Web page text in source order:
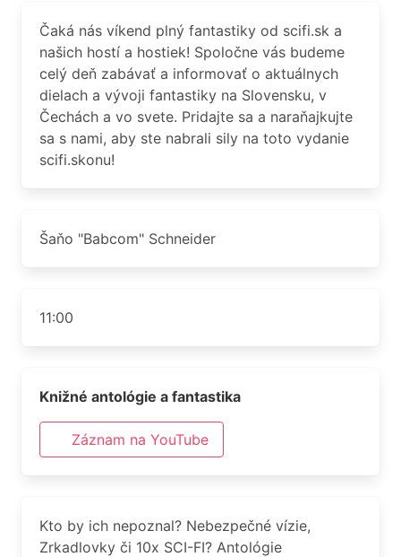
Čaká nás víkend plný fantastiky od scifi.sk a
našich hostí a hostiek! Spoločne vás budeme
celý deň zabávať a informovať o aktuálnych
dielach a vývoji fantastiky na Slovensku, v
Čechách a vo svete. Pridajte sa a naraňajkujte
sa s nami, aby ste nabrali sily na toto vydanie
scifi.skonu!
Šaňo "Babcom" Schneider
11:00
Knižné antológie a fantastika
Záznam na YouTube
Kto by ich nepoznal? Nebezpečné vízie,
Zrkadlovky či 10x SCI-FI? Antológie